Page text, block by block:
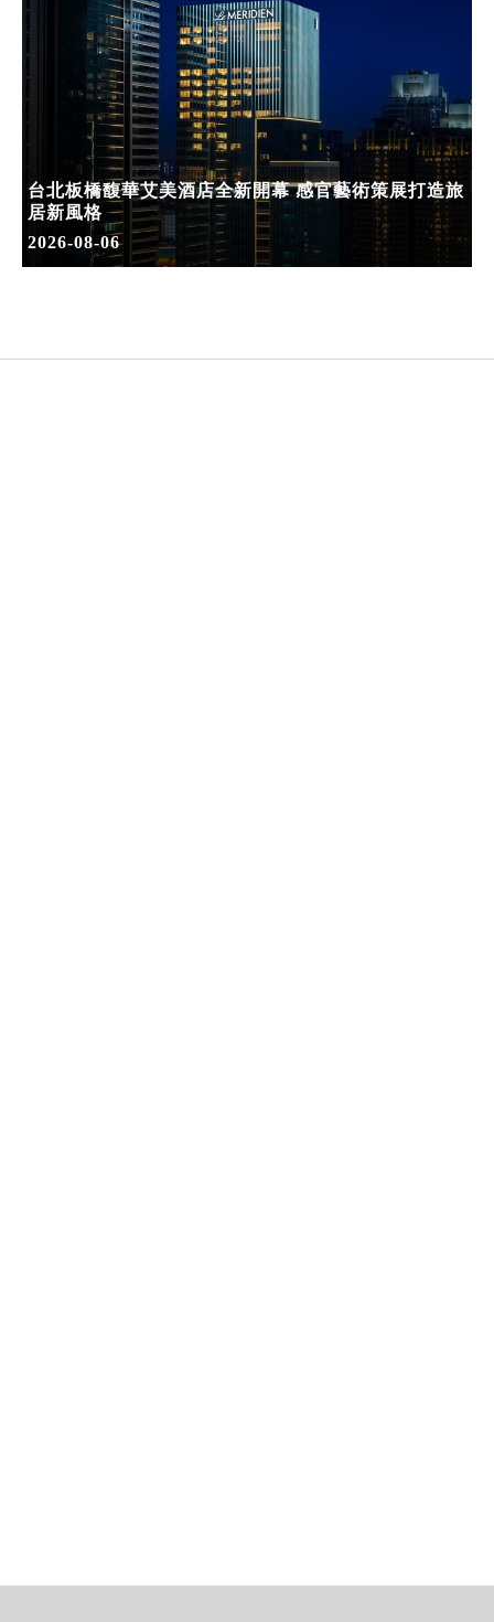
台北板橋馥華艾美酒店全新開幕 感官藝術策展打造旅
居新風格
2026-08-06